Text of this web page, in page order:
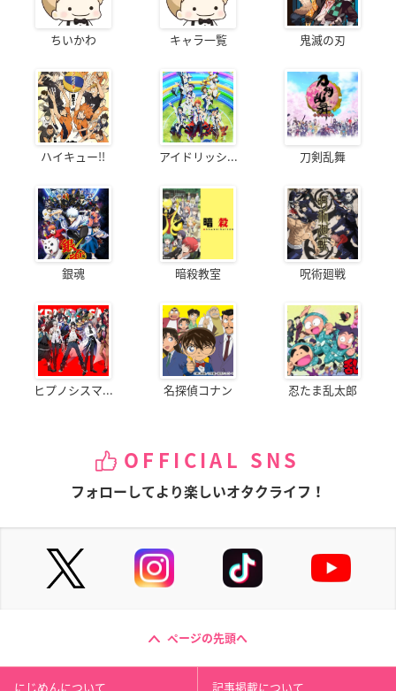
ちいかわ キャラ一覧 鬼滅の刃
ハイキュー!! アイドリッシ... 刀剣乱舞
銀魂 暗殺教室 呪術廻戦
ヒプノシスマ... 名探偵コナン 忍たま乱太郎
OFFICIAL SNS
フォローしてより楽しいオタクライフ！
ページの先頭へ
にじめんについて 記事掲載について